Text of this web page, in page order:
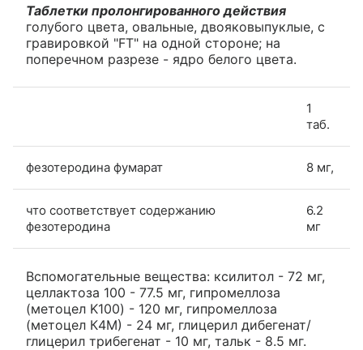
Таблетки пролонгированного действия
голубого цвета, овальные, двояковыпуклые, с
гравировкой "FT" на одной стороне; на
поперечном разрезе - ядро белого цвета.
1
таб.
фезотеродина фумарат 8 мг,
что соответствует содержанию
фезотеродина
6.2
мг
Вспомогательные вещества: ксилитол - 72 мг,
целлактоза 100 - 77.5 мг, гипромеллоза
(метоцел K100) - 120 мг, гипромеллоза
(метоцел К4М) - 24 мг, глицерил дибегенат/
глицерил трибегенат - 10 мг, тальк - 8.5 мг.